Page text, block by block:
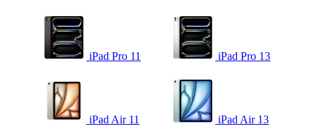
iPad Pro 11 iPad Pro 13
iPad Air 11 iPad Air 13